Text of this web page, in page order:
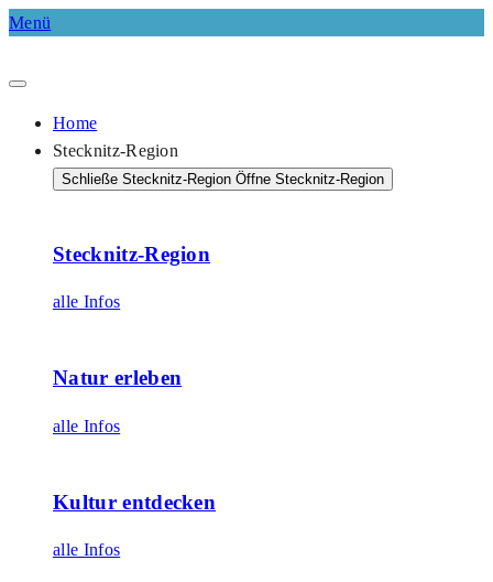
Menü
Home
Stecknitz-Region
Schließe Stecknitz-Region Öffne Stecknitz-Region
Stecknitz-Region
alle Infos
Natur erleben
alle Infos
Kultur entdecken
alle Infos